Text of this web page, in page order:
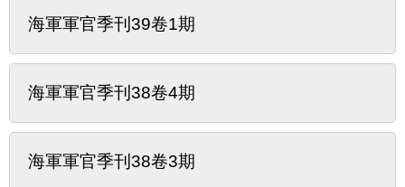
海軍軍官季刊39卷1期
海軍軍官季刊38卷4期
海軍軍官季刊38卷3期